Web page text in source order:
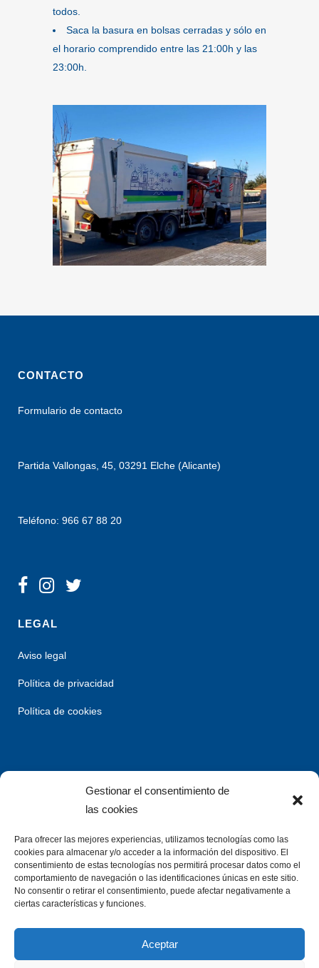
Gestionar el consentimiento de
las cookies
Para ofrecer las mejores experiencias, utilizamos tecnologías como las
cookies para almacenar y/o acceder a la información del dispositivo. El
consentimiento de estas tecnologías nos permitirá procesar datos como el
comportamiento de navegación o las identificaciones únicas en este sitio.
No consentir o retirar el consentimiento, puede afectar negativamente a
ciertas características y funciones.
Aceptar
todos.
Saca la basura en bolsas cerradas y sólo en
el horario comprendido entre las 21:00h y las
23:00h.
CONTACTO
Formulario de contacto
Partida Vallongas, 45, 03291 Elche (Alicante)
Teléfono: 966 67 88 20
LEGAL
Aviso legal
Política de privacidad
Política de cookies